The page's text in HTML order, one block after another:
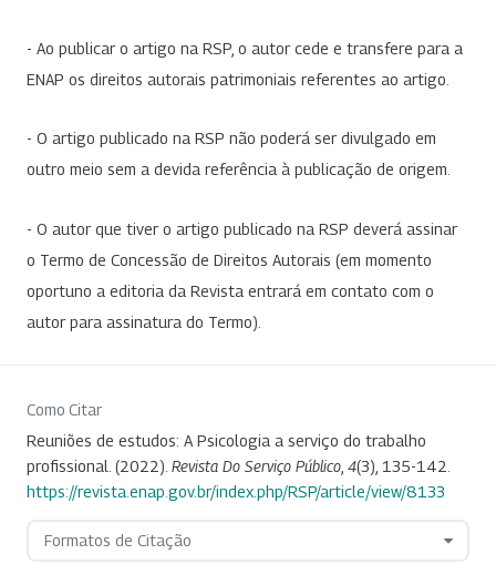
- Ao publicar o artigo na RSP, o autor cede e transfere para a
ENAP os direitos autorais patrimoniais referentes ao artigo.
- O artigo publicado na RSP não poderá ser divulgado em
outro meio sem a devida referência à publicação de origem.
- O autor que tiver o artigo publicado na RSP deverá assinar
o Termo de Concessão de Direitos Autorais (em momento
oportuno a editoria da Revista entrará em contato com o
autor para assinatura do Termo).
Como Citar
Reuniões de estudos: A Psicologia a serviço do trabalho
profissional. (2022). Revista Do Serviço Público 4(3), 135-142.
https://revista.enap.gov.br/index.php/RSP/article/view/8133
Formatos de Citação